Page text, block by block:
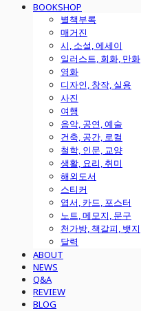
BOOKSHOP
별책부록
매거진
시, 소설, 에세이
일러스트, 회화, 만화
영화
디자인, 창작, 실용
사진
여행
음악, 공연, 예술
건축, 공간, 로컬
철학, 인문, 교양
생활, 요리, 취미
해외도서
스티커
엽서, 카드, 포스터
노트, 메모지, 문구
천가방, 책갈피, 뱃지
달력
ABOUT
NEWS
Q&A
REVIEW
BLOG